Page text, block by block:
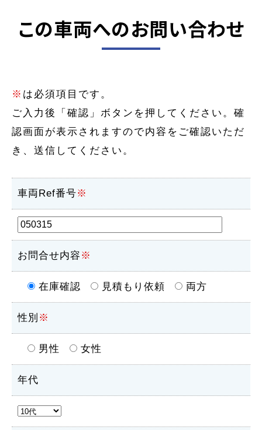
この車両へのお問い合わせ
※ は必須項目です。
ご入力後「確認」ボタンを押してください。確
認画面が表示されますので内容をご確認いただ
き、送信してください。
車両Ref番号※
お問合せ内容 ※
在庫確認 見積もり依頼 両方
性別 ※
男性 女性
年代